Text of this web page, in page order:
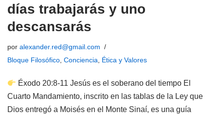
días trabajarás y uno
descansarás
por alexander.red@gmail.com
Bloque Filosófico, Conciencia, Ética y Valores
Éxodo 20:8-11 Jesús es el soberano del tiempo El
Cuarto Mandamiento, inscrito en las tablas de la Ley que
Dios entregó a Moisés en el Monte Sinaí, es una guía